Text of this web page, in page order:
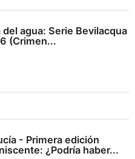
agua: Serie Bevilacqua
(Crimen...
- Primera edición
¿Podría haber...